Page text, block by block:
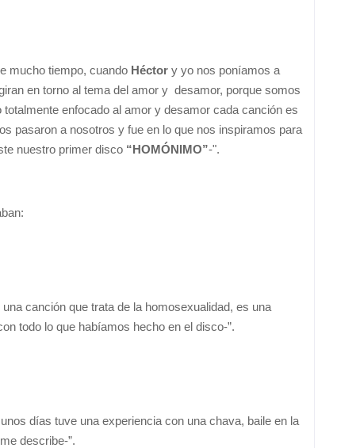
mucho tiempo, cuando Héctor y yo nos poníamos a
en torno al tema del amor y desamor, porque somos
enfocado al amor y desamor cada canción es
pasaron a nosotros y fue en lo que nos inspiramos para
nuestro primer disco “HOMÓNIMO”-".
canción que trata de la homosexualidad, es una
todo lo que habíamos hecho en el disco-”.
días tuve una experiencia con una chava, baile en la
describe-”.